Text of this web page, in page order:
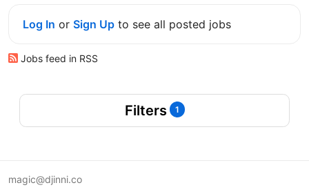
Log In or Sign Up to see all posted jobs
Jobs feed in RSS
Filters 1
magic@djinni.co